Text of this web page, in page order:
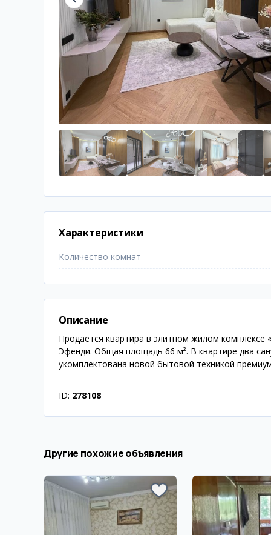
Характеристики
Количество комнат
Описание
Продается квартира в элитном жилом
Эфенди. Общая площадь 66 м². В квартире два
укомплектована новой бытовой техникой
ID: 278108
Другие похожие объявления